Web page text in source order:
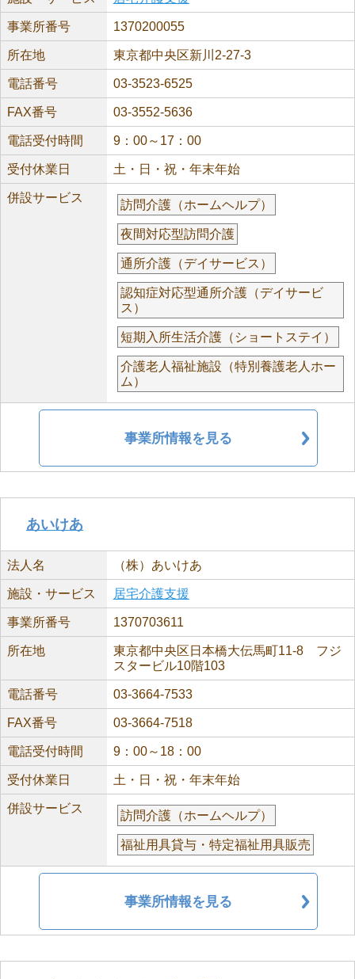
事業所番号 1370200055
所在地 東京都中央区新川2-27-3
電話番号 03-3523-6525
FAX番号 03-3552-5636
電話受付時間 9：00～17：00
受付休業日 土・日・祝・年末年始
併設サービス
訪問介護（ホームヘルプ）
夜間対応型訪問介護
通所介護（デイサービス）
認知症対応型通所介護（デイサービ
ス）
短期入所生活介護（ショートステイ）
介護老人福祉施設（特別養護老人ホー
ム）
事業所情報を見る
あいけあ
法人名 （株）あいけあ
施設・サービス 居宅介護支援
事業所番号 1370703611
所在地
東京都中央区日本橋大伝馬町11-8 フジ
スタービル10階103
電話番号 03-3664-7533
FAX番号 03-3664-7518
電話受付時間 9：00～18：00
受付休業日 土・日・祝・年末年始
併設サービス
訪問介護（ホームヘルプ）
福祉用具貸与・特定福祉用具販売
事業所情報を見る